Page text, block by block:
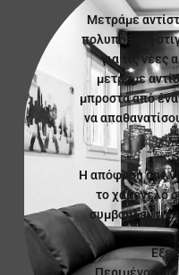
Μετράμε
πολυπόθητη
για τις νέες
μετράμε
μπροστά από
να
Η απόφασή σας
το χαμόγελό